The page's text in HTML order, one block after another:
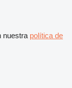
nuestra política de